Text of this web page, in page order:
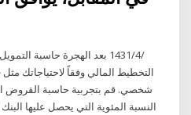
التخطيط المالي وفقاً لاحتياجاتك
شخصي. قم بتجربية حاسبة القروض
النسبة المئوية التي يحصل عليها